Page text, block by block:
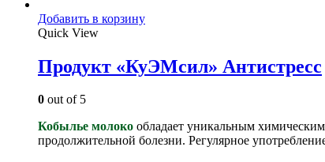
Добавить в корзину
Quick View
Продукт «КуЭМсил» Антистресс
0 out of 5
Кобылье молоко обладает уникальным
продолжительной болезни. Регулярное